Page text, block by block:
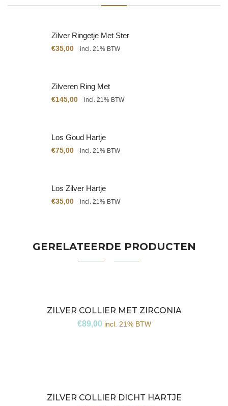
Zilver Ringetje Met Ster
€35,00 incl. 21% BTW
Zilveren Ring Met
Citrien
€145,00 incl. 21% BTW
Los Goud Hartje
€75,00 incl. 21% BTW
Los Zilver Hartje
€35,00 incl. 21% BTW
GERELATEERDE PRODUCTEN
ZILVER COLLIER MET ZIRCONIA
€89,00 incl. 21% BTW
ZILVER COLLIER DICHT HARTJE